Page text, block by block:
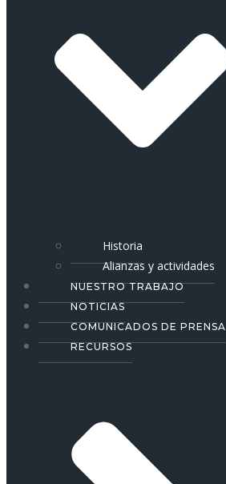
Historia
Alianzas y actividades
NUESTRO TRABAJO
NOTICIAS
COMUNICADOS DE PRENSA
RECURSOS